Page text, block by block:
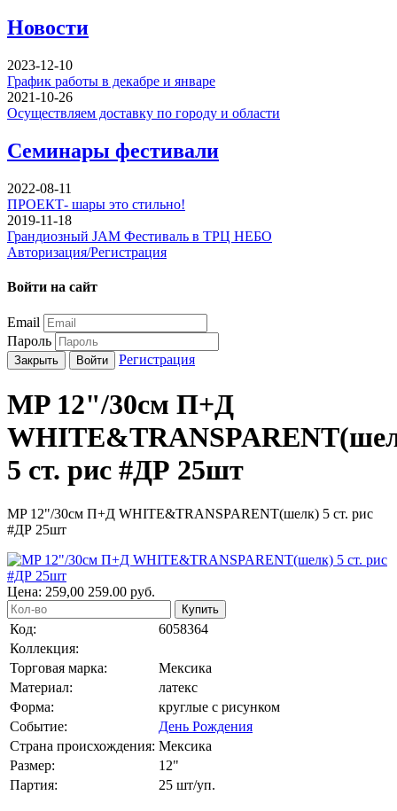
Новости
2023-12-10
График работы в декабре и январе
2021-10-26
Осуществляем доставку по городу и области
Семинары фестивали
2022-08-11
ПРОЕКТ- шары это стильно!
2019-11-18
Грандиозный JAM Фестиваль в ТРЦ НЕБО
Авторизация/Регистрация
Войти на сайт
Email
Пароль
Закрыть Войти Регистрация
MP 12"/30см П+Д
5 ст. рис #ДР 25шт
MP 12"/30см П+Д WHITE&TRANSPARENT(шелк) 5 ст. рис
#ДР 25шт
Цена: 259,00 259.00 руб.
Купить
Код:
6058364
Коллекция:
Торговая марка:
Мексика
Материал:
латекс
Форма:
круглые с рисунком
Событие:
День Рождения
Страна происхождения: Мексика
Размер:
12"
Партия:
25 шт/уп.